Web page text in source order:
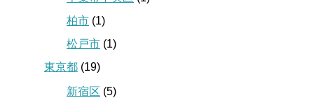
柏市 (1)
松戸市 (1)
東京都 (19)
新宿区 (5)